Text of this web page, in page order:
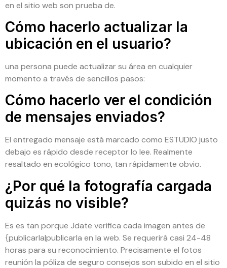
en el sitio web son prueba de.
Cómo hacerlo actualizar la
ubicación en el usuario?
una persona puede actualizar su área en cualquier
momento a través de sencillos pasos:
Cómo hacerlo ver el condición
de mensajes enviados?
El entregado mensaje está marcado como ESTUDIO justo
debajo es rápido desde receptor lo lee. Realmente
resaltado en ecológico tono, tan rápidamente obvio.
¿Por qué la fotografía cargada
quizás no visible?
Es es tan porque Jdate verifica cada imagen antes de
{publicarla|publicarla en la web. Se requerirá casi 24-48
horas para su reconocimiento. Precisamente el fotos
reunión la póliza de seguro consejos son subido en el sitio